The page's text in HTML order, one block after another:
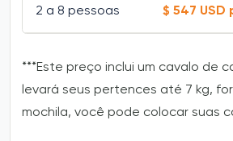
2 a 8 pessoas $ 547 USD
***Este preço inclui um cavalo de
levará seus pertences até 7 kg,
mochila, você pode colocar suas